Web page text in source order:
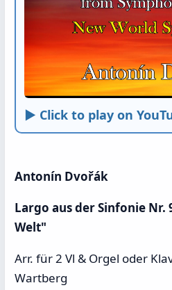
► Click to play on
Antonín Dvořák
Largo aus der Sinfonie Nr.
Welt"
Arr. für 2 Vl & Orgel oder
Wartberg